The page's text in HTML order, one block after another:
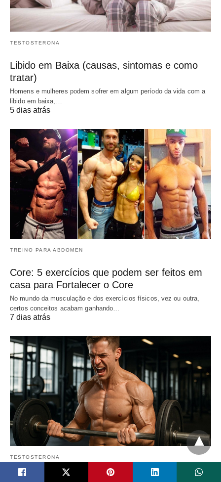
TESTOSTERONA
Libido em Baixa (causas, sintomas e como
tratar)
Homens e mulheres podem sofrer em algum período da vida com a
libido em baixa,…
5 dias atrás
TREINO PARA ABDOMEN
Core: 5 exercícios que podem ser feitos em
casa para Fortalecer o Core
No mundo da musculação e dos exercícios físicos, vez ou outra,
certos conceitos acabam ganhando…
7 dias atrás
TESTOSTERONA
Dra. Samira: 5 exercícios para Aumentar a